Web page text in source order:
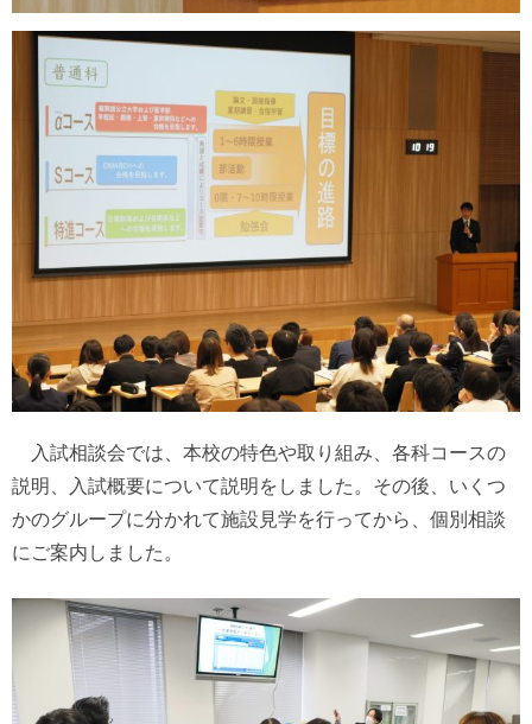
入試相談会では、本校の特色や取り組み、各科コースの
説明、入試概要について説明をしました。その後、いくつ
かのグループに分かれて施設見学を行ってから、個別相談
にご案内しました。